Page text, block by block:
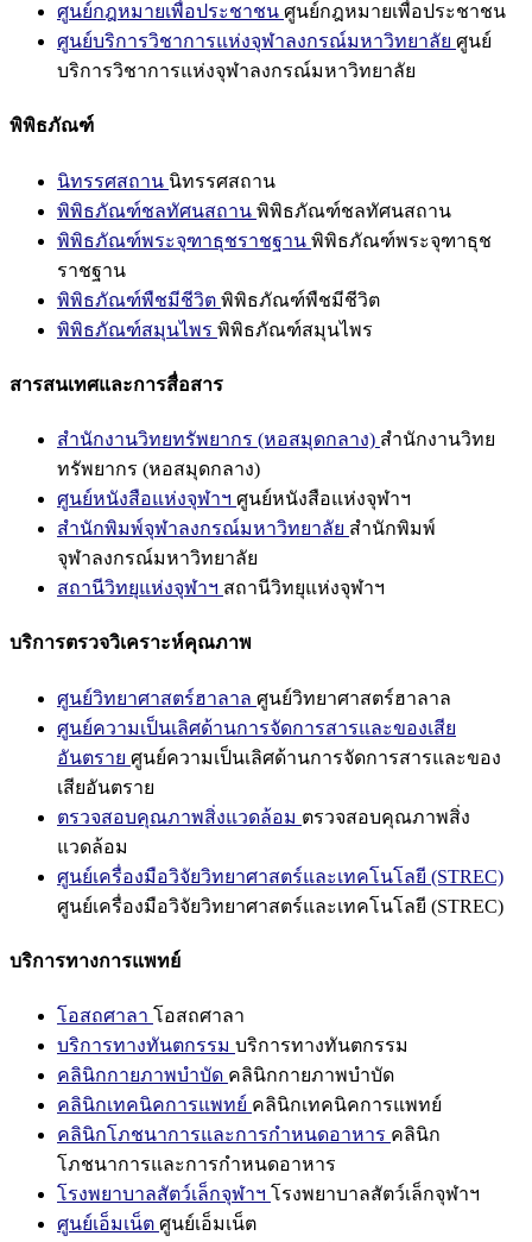
ศูนย์กฎหมายเพื่อประชาชน ศูนย์กฎหมายเพื่อประชาชน
ศูนย์บริการวิชาการแห่งจุฬาลงกรณ์มหาวิทยาลัย ศูนย์
บริการวิชาการแห่งจุฬาลงกรณ์มหาวิทยาลัย
พิพิธภัณฑ์
นิทรรศสถาน นิทรรศสถาน
พิพิธภัณฑ์ชลทัศนสถาน พิพิธภัณฑ์ชลทัศนสถาน
พิพิธภัณฑ์พระจุฑาธุชราชฐาน พิพิธภัณฑ์พระจุฑาธุช
ราชฐาน
พิพิธภัณฑ์พืชมีชีวิต พิพิธภัณฑ์พืชมีชีวิต
พิพิธภัณฑ์สมุนไพร พิพิธภัณฑ์สมุนไพร
สารสนเทศและการสื่อสาร
สำนักงานวิทยทรัพยากร (หอสมุดกลาง) สำนักงานวิทย
ทรัพยากร (หอสมุดกลาง)
ศูนย์หนังสือแห่งจุฬาฯ ศูนย์หนังสือแห่งจุฬาฯ
สำนักพิมพ์จุฬาลงกรณ์มหาวิทยาลัย สำนักพิมพ์
จุฬาลงกรณ์มหาวิทยาลัย
สถานีวิทยุแห่งจุฬาฯ สถานีวิทยุแห่งจุฬาฯ
บริการตรวจวิเคราะห์คุณภาพ
ศูนย์วิทยาศาสตร์ฮาลาล ศูนย์วิทยาศาสตร์ฮาลาล
ศูนย์ความเป็นเลิศด้านการจัดการสารและของเสีย
อันตราย ศูนย์ความเป็นเลิศด้านการจัดการสารและของ
เสียอันตราย
ตรวจสอบคุณภาพสิ่งแวดล้อม ตรวจสอบคุณภาพสิ่ง
แวดล้อม
ศูนย์เครื่องมือวิจัยวิทยาศาสตร์และเทคโนโลยี (STREC)
ศูนย์เครื่องมือวิจัยวิทยาศาสตร์และเทคโนโลยี (STREC)
บริการทางการแพทย์
โอสถศาลา โอสถศาลา
บริการทางทันตกรรม บริการทางทันตกรรม
คลินิกกายภาพบำบัด คลินิกกายภาพบำบัด
คลินิกเทคนิคการแพทย์ คลินิกเทคนิคการแพทย์
คลินิกโภชนาการและการกำหนดอาหาร คลินิก
โภชนาการและการกำหนดอาหาร
โรงพยาบาลสัตว์เล็กจุฬาฯ โรงพยาบาลสัตว์เล็กจุฬาฯ
ศูนย์เอ็มเน็ต ศูนย์เอ็มเน็ต